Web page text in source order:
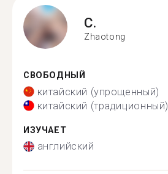
C.
Zhaotong
СВОБОДНЫЙ
китайский (упрощенный)
китайский (традиционный)
ИЗУЧАЕТ
английский